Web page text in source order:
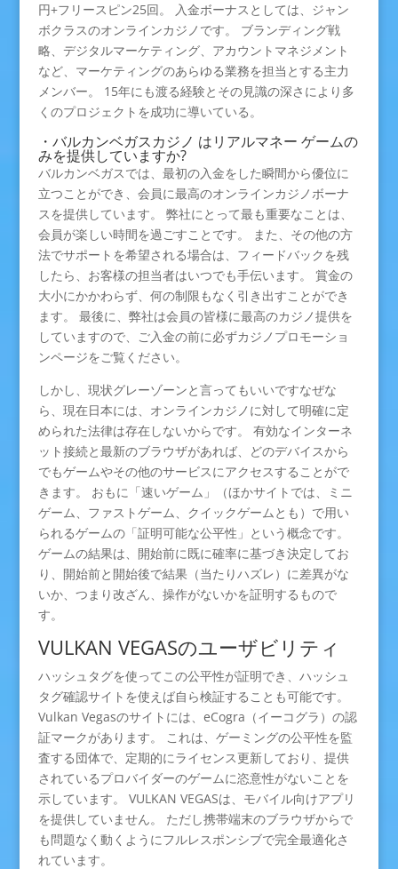
円+フリースピン25回。 入金ボーナスとしては、ジャン
ボクラスのオンラインカジノです。 ブランディング戦
略、デジタルマーケティング、アカウントマネジメント
など、マーケティングのあらゆる業務を担当とする主力
メンバー。 15年にも渡る経験とその見識の深さにより多
くのプロジェクトを成功に導いている。
・バルカンベガスカジノ はリアルマネー ゲームの
みを提供していますか?
バルカンベガスでは、最初の入金をした瞬間から優位に
立つことができ、会員に最高のオンラインカジノボーナ
スを提供しています。 弊社にとって最も重要なことは、
会員が楽しい時間を過ごすことです。 また、その他の方
法でサポートを希望される場合は、フィードバックを残
したら、お客様の担当者はいつでも手伝います。 賞金の
大小にかかわらず、何の制限もなく引き出すことができ
ます。 最後に、弊社は会員の皆様に最高のカジノ提供を
していますので、ご入金の前に必ずカジノプロモーショ
ンページをご覧ください。
しかし、現状グレーゾーンと言ってもいいですなぜな
ら、現在日本には、オンラインカジノに対して明確に定
められた法律は存在しないからです。 有効なインターネ
ット接続と最新のブラウザがあれば、どのデバイスから
でもゲームやその他のサービスにアクセスすることがで
きます。 おもに「速いゲーム」（ほかサイトでは、ミニ
ゲーム、ファストゲーム、クイックゲームとも）で用い
られるゲームの「証明可能な公平性」という概念です。
ゲームの結果は、開始前に既に確率に基づき決定してお
り、開始前と開始後で結果（当たりハズレ）に差異がな
いか、つまり改ざん、操作がないかを証明するもので
す。
VULKAN VEGASのユーザビリティ
ハッシュタグを使ってこの公平性が証明でき、ハッシュ
タグ確認サイトを使えば自ら検証することも可能です。
Vulkan Vegasのサイトには、eCogra（イーコグラ）の認
証マークがあります。 これは、ゲーミングの公平性を監
査する団体で、定期的にライセンス更新しており、提供
されているプロバイダーのゲームに恣意性がないことを
示しています。 VULKAN VEGASは、モバイル向けアプリ
を提供していません。 ただし携帯端末のブラウザからで
も問題なく動くようにフルレスポンシブで完全最適化さ
れています。